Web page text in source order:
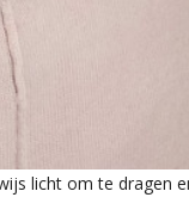
licht om te dragen